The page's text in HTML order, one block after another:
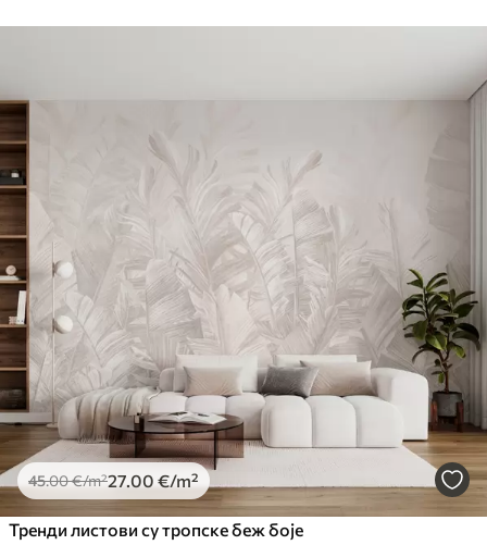
45.00€/m²27 .00 €/m²
Тренди листови су тропске беж боје